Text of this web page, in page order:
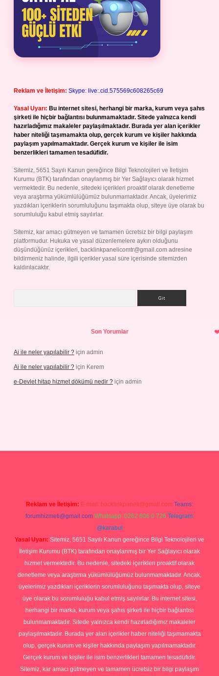
Reklam ve İletişim: Skype: live:.cid.575569c608265c69
Yasal Uyarı: Bu internet sitesi, herhangi bir marka, kurum veya şahıs
şirketi ile hiçbir bağlantısı bulunmamaktadır. Sitede yalnızca kendi
hazırladığımız makaleler paylaşılmaktadır. Burada yer alan içerikler
haber niteliği taşımamakta olup, gerçek kurum ve kişiler hakkında
paylaşım yapılmamaktadır. Gerçek kurum ve kişiler ile isim
benzerlikleri tamamen tesadüfidir.
Sitemiz, 5651 Sayılı Kanun gereğince Bilgi Teknolojileri ve İletişim
Kurumu (BTK) tarafından onaylanmış bir Yer Sağlayıcı olarak hizmet
vermektedir. Bu nedenle, sitedeki içerikleri proaktif olarak denetleme
veya araştırma yükümlülüğümüz bulunmamaktadır. Ancak, üyelerimiz
yazdıkları içeriklerin sorumluluğunu taşımakta olup, siteye üye olarak bu
sorumluluğu kabul etmiş sayılırlar.
Sitemiz, kar amacı gütmeyen ve tamamen ücretsiz bir bilgi paylaşım
platformudur. Hukuka ve yasal düzenlemelere aykırı olduğunu
düşündüğünüz içerikleri, backlinkpanelicomtr@gmail.com adresine
bildirmeniz halinde, ilgili içerikler yasal süre içerisinde sitemizden
kaldırılacaktır.
Son Yorumlar
Ai ile neler yapılabilir ? için admin
Ai ile neler yapılabilir ? için Kerem
e-Devlet hitap hizmet dökümü nedir ? için admin
Reklam ve İletişim: E-mail: backlinkpaneli@gmail.com Teams:
forumhizmeti@gmail.com Whatsapp: 0262 606 0 726 Telegram:
@karabul
Yasal Uyarı: Sitemiz, 5651 Sayılı Kanun gereğince Bilgi Teknolojileri ve
İletişim Kurumu (BTK) tarafından onaylanmış bir Yer Sağlayıcı olarak
hizmet vermektedir. Bu nedenle, sitedeki içerikleri proaktif olarak
denetleme veya araştırma yükümlülüğümüz bulunmamaktadır. Ancak,
üyelerimiz yazdıkları içeriklerin sorumluluğunu taşımakta olup, siteye
üye olarak bu sorumluluğu kabul etmiş sayılırlar. Bu internet sitesi,
herhangi bir marka, kurum veya şahıs şirketi ile hiçbir bağlantısı
bulunmamaktadır. Sitede yalnızca kendi hazırladığımız makaleler
paylaşılmaktadır. Burada yer alan içerikler haber niteliği taşımamakta
olup, gerçek kurum ve kişiler hakkında paylaşım yapılmamaktadır.
Gerçek kurum ve kişiler ile isim benzerlikleri tamamen tesadüfidir.
Sitemiz, kar amacı gütmeyen ve tamamen ücretsiz bir bilgi paylaşım